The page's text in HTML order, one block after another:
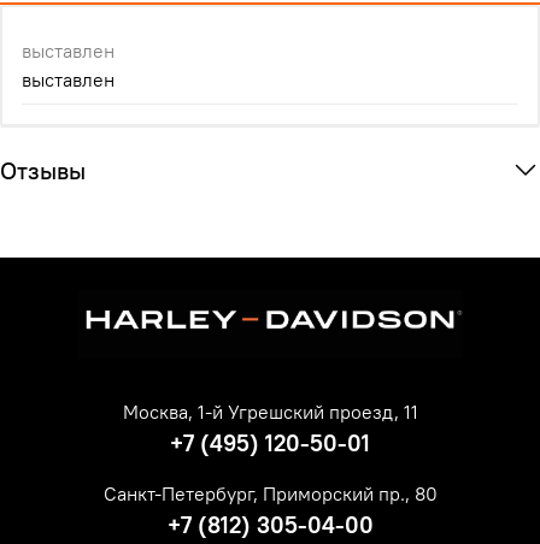
выставлен
выставлен
Отзывы
Москва, 1-й Угрешский проезд, 11
+7 (495) 120-50-01
Санкт-Петербург, Приморский пр., 80
+7 (812) 305-04-00